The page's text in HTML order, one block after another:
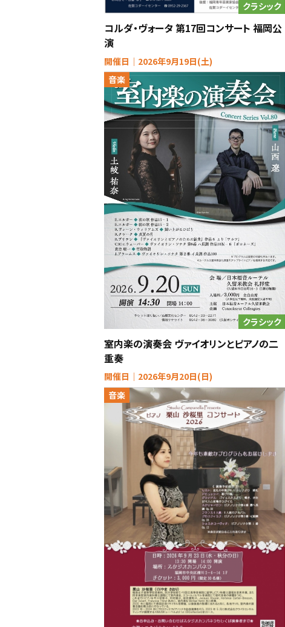
クラシック
コルダ・ヴォータ 第17回コンサート 福岡公
演
開催日｜2026年9月19日(土)
音楽
クラシック
室内楽の演奏会 ヴァイオリンとピアノの二
重奏
開催日｜2026年9月20日(日)
音楽